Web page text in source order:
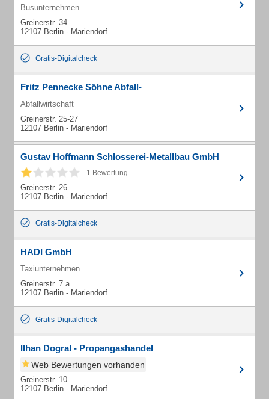
Busunternehmen
Greinerstr. 34
12107 Berlin - Mariendorf
Gratis-Digitalcheck
Fritz Pennecke Söhne Abfall-
Abfallwirtschaft
Greinerstr. 25-27
12107 Berlin - Mariendorf
Gustav Hoffmann Schlosserei-Metallbau GmbH
1 Bewertung
Greinerstr. 26
12107 Berlin - Mariendorf
Gratis-Digitalcheck
HADI GmbH
Taxiunternehmen
Greinerstr. 7 a
12107 Berlin - Mariendorf
Gratis-Digitalcheck
Ilhan Dogral - Propangashandel
Web Bewertungen vorhanden
Greinerstr. 10
12107 Berlin - Mariendorf